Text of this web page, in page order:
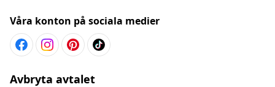
Våra konton på sociala medier
Avbryta avtalet